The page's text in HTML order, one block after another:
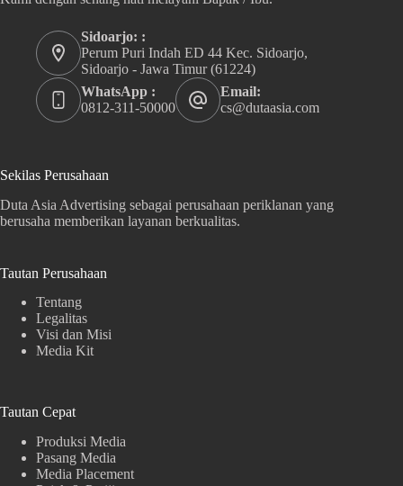
Sidoarjo: :
Perum Puri Indah ED 44 Kec. Sidoarjo,
Sidoarjo - Jawa Timur (61224)
WhatsApp :
0812-311-50000
Email:
cs@dutaasia.com
Sekilas Perusahaan
Duta Asia Advertising sebagai perusahaan periklanan yang
berusaha memberikan layanan berkualitas.
Tautan Perusahaan
Tentang
Legalitas
Visi dan Misi
Media Kit
Tautan Cepat
Produksi Media
Pasang Media
Media Placement